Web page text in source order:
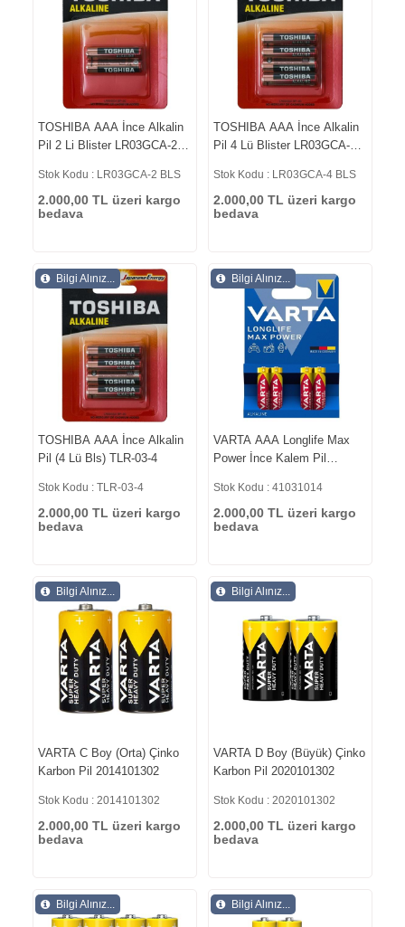
TOSHIBA AAA İnce Alkalin
Pil 2 Li Blister LR03GCA-2
Stok Kodu : LR03GCA-2 BLS
2.000,00 TL üzeri kargo
bedava
TOSHIBA AAA İnce Alkalin
Pil 4 Lü Blister LR03GCA-4
Stok Kodu : LR03GCA-4 BLS
2.000,00 TL üzeri kargo
bedava
Bilgi Alınız...
TOSHIBA AAA İnce Alkalin
Pil (4 Lü Bls) TLR-03-4
Stok Kodu : TLR-03-4
2.000,00 TL üzeri kargo
bedava
Bilgi Alınız...
VARTA AAA Longlife Max
Power İnce Kalem Pil
Stok Kodu : 41031014
2.000,00 TL üzeri kargo
bedava
Bilgi Alınız...
VARTA C Boy (Orta) Çinko
Karbon Pil 2014101302
Stok Kodu : 2014101302
2.000,00 TL üzeri kargo
bedava
Bilgi Alınız...
VARTA D Boy (Büyük) Çinko
Karbon Pil 2020101302
Stok Kodu : 2020101302
2.000,00 TL üzeri kargo
bedava
Bilgi Alınız... Bilgi Alınız...